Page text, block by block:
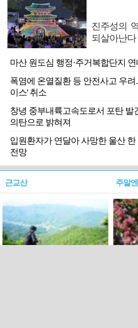
진주성의
되살아난다
마산 원도심 행정·주거복합단지
폭염에 온열질환 등 안전사고 우
이스' 취소
창녕 중부내륙고속도로서 포탄
의탄으로 밝혀져
입원환자가 연달아 사망한 울산
전망
근교산 주말